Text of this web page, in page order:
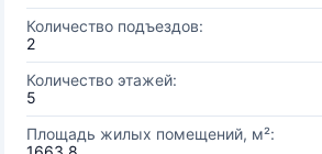
Количество подъездов:
2
Количество этажей:
5
Площадь жилых помещений, м²: